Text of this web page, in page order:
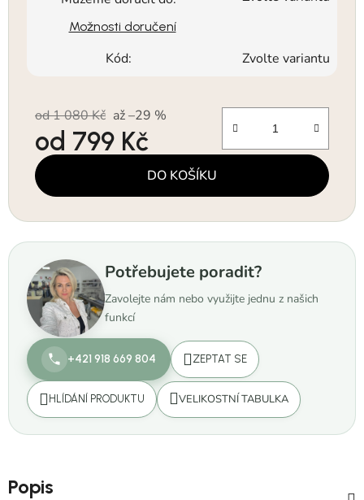
Možnosti doručení
Kód: Zvolte variantu
od 1 080 Kč až –29 %
od 799 Kč
Měrná cena: DO KOŠÍKU
Potřebujete poradit?
Zavolejte nám nebo využijte jednu z našich
funkcí
+421 918 669 804 ZEPTAT SE
HLÍDÁNÍ PRODUKTU VELIKOSTNÍ TABULKA
Popis